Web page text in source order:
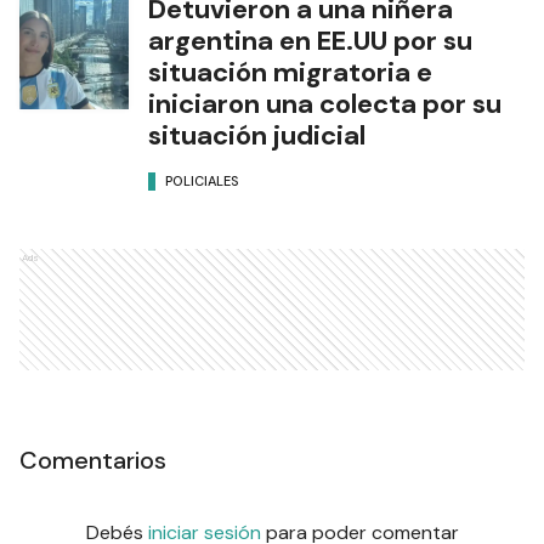
Detuvieron a una niñera
argentina en EE.UU por su
situación migratoria e
iniciaron una colecta por su
situación judicial
POLICIALES
Ads
Comentarios
Debés iniciar sesión para poder comentar